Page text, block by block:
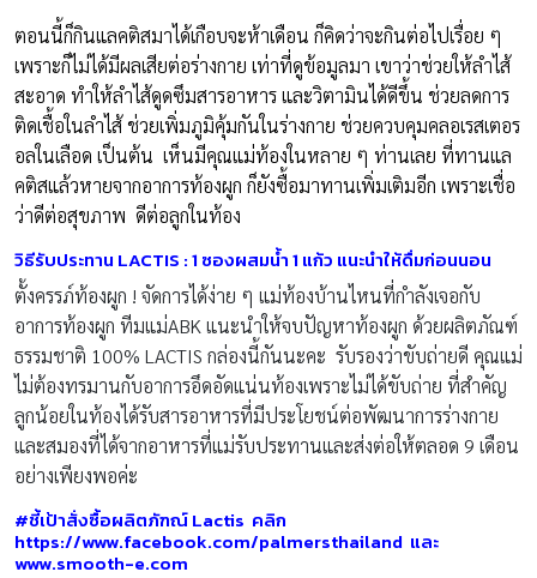
ตอนนี้ก็กินแลคติสมาได้เกือบจะห้าเดือน ก็คิดว่าจะกินต่อไปเรื่อย ๆ
เพราะก็ไม่ได้มีผลเสียต่อร่างกาย เท่าที่ดูข้อมูลมา เขาว่าช่วยให้ลำไส้
สะอาด ทำให้ลำไส้ดูดซึมสารอาหาร และวิตามินได้ดีขึ้น ช่วยลดการ
ติดเชื้อในลำไส้ ช่วยเพิ่มภูมิคุ้มกันในร่างกาย ช่วยควบคุมคลอเรสเตอร
อลในเลือด เป็นต้น เห็นมีคุณแม่ท้องในหลาย ๆ ท่านเลย ที่ทานแล
คติสแล้วหายจากอาการท้องผูก ก็ยังซื้อมาทานเพิ่มเติมอีก เพราะเชื่อ
ว่าดีต่อสุขภาพ ดีต่อลูกในท้อง
วิธีรับประทาน LACTIS :1 ซองผสมน้ำ 1 แก้ว แนะนำให้ดื่มก่อนนอน
ตั้งครรภ์ท้องผูก ! จัดการได้ง่าย ๆ แม่ท้องบ้านไหนที่กำลังเจอกับ
อาการท้องผูก ทีมแม่ABK แนะนำให้จบปัญหาท้องผูก ด้วยผลิตภัณฑ์
ธรรมชาติ 100% LACTIS กล่องนี้กันนะคะ รับรองว่าขับถ่ายดี คุณแม่
ไม่ต้องทรมานกับอาการอึดอัดแน่นท้องเพราะไม่ได้ขับถ่าย ที่สำคัญ
ลูกน้อยในท้องได้รับสารอาหารที่มีประโยชน์ต่อพัฒนาการร่างกาย
และสมองที่ได้จากอาหารที่แม่รับประทานและส่งต่อให้ตลอด 9 เดือน
อย่างเพียงพอค่ะ
#ชี้เป้าสั่งซื้อผลิตภัฑณ์ Lactis คลิก
https://www.facebook.com/palmersthailand และ
www.smooth-e.com